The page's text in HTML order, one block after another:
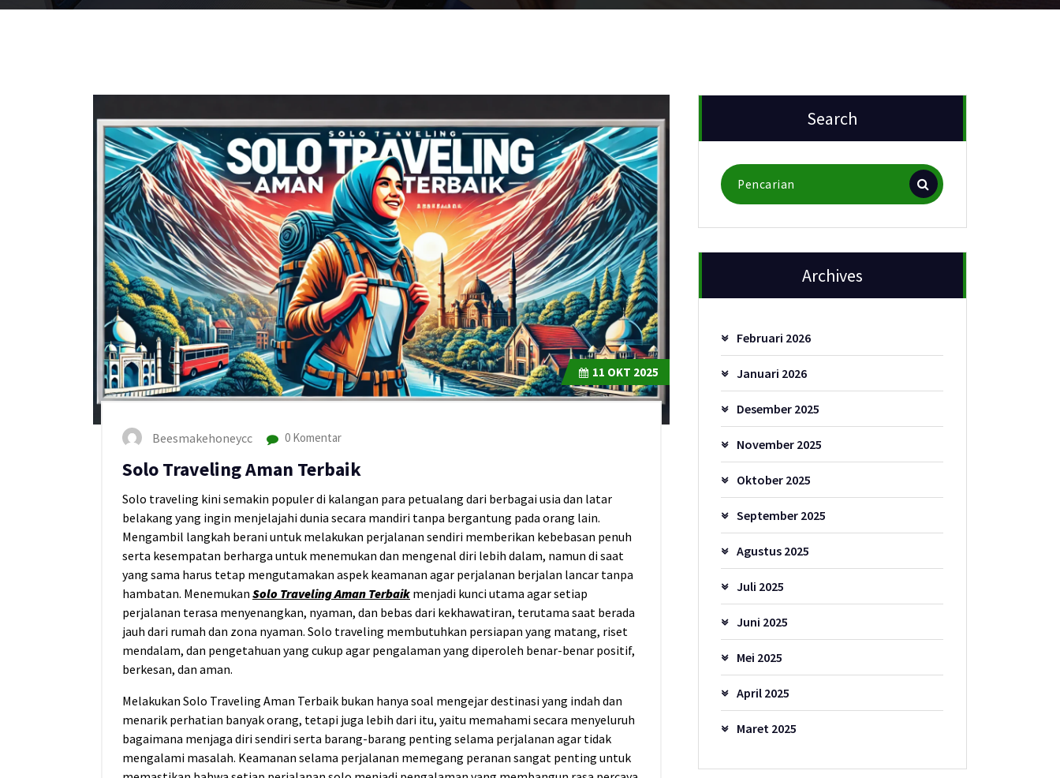
11 OKT 2025
Beesmakehoneycc 0 Komentar
Solo Traveling Aman Terbaik
Solo traveling kini semakin populer di kalangan para petualang dari berbagai usia dan latar
belakang yang ingin menjelajahi dunia secara mandiri tanpa bergantung pada orang lain.
Mengambil langkah berani untuk melakukan perjalanan sendiri memberikan kebebasan penuh
serta kesempatan berharga untuk menemukan dan mengenal diri lebih dalam, namun di saat
yang sama harus tetap mengutamakan aspek keamanan agar perjalanan berjalan lancar tanpa
hambatan. Menemukan Solo Traveling Aman Terbaik menjadi kunci utama agar setiap
perjalanan terasa menyenangkan, nyaman, dan bebas dari kekhawatiran, terutama saat berada
jauh dari rumah dan zona nyaman. Solo traveling membutuhkan persiapan yang matang, riset
mendalam, dan pengetahuan yang cukup agar pengalaman yang diperoleh benar-benar positif,
berkesan, dan aman.
Melakukan Solo Traveling Aman Terbaik bukan hanya soal mengejar destinasi yang indah dan
menarik perhatian banyak orang, tetapi juga lebih dari itu, yaitu memahami secara menyeluruh
bagaimana menjaga diri sendiri serta barang-barang penting selama perjalanan agar tidak
mengalami masalah. Keamanan selama perjalanan memegang peranan sangat penting untuk
Search
Pencarian
untuk:
Archives
Februari 2026
Januari 2026
Desember 2025
November 2025
Oktober 2025
September 2025
Agustus 2025
Juli 2025
Juni 2025
Mei 2025
April 2025
Maret 2025